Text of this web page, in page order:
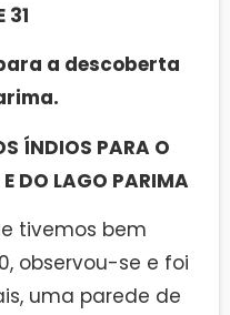
31
a descoberta
ÍNDIOS PARA O
DO LAGO PARIMA
tivemos bem
observou-se e foi
uma parede de